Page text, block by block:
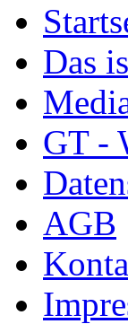
Das
GT -
AGB